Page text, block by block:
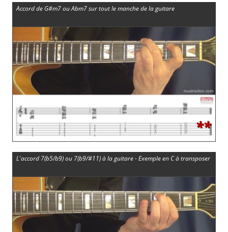
Accord de G#m7 ou Abm7 sur tout le manche de la guitare
**
L'accord 7(b5/b9) ou 7(b9/#11) à la guitare - Exemple en C à transposer